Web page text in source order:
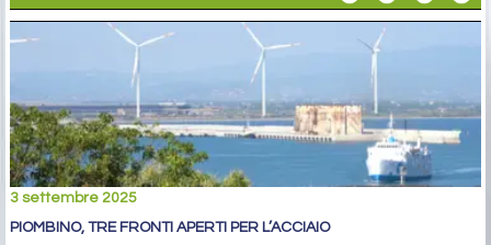
3 settembre 2025
PIOMBINO, TRE FRONTI APERTI PER L’ACCIAIO